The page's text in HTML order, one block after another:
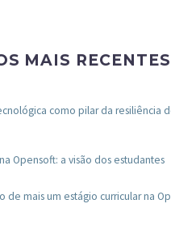
MAIS RECENTES
como pilar da resiliência
Opensoft: a visão dos estudantes
de mais um estágio curricular na